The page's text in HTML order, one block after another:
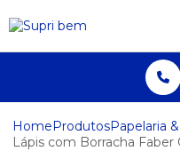
HomeProdutosPapelaria
Lápis com Borracha Faber